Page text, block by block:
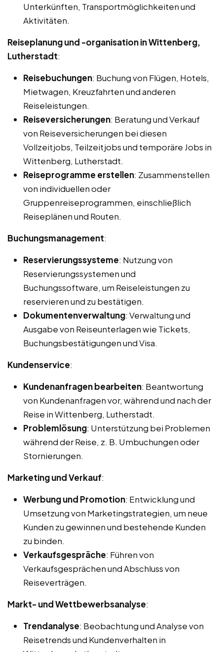
Unterkünften, Transportmöglichkeiten und
Aktivitäten.
Reiseplanung und -organisation in Wittenberg,
Lutherstadt:
Reisebuchungen: Buchung von Flügen, Hotels,
Mietwagen, Kreuzfahrten und anderen
Reiseleistungen.
Reiseversicherungen: Beratung und Verkauf
von Reiseversicherungen bei diesen
Vollzeitjobs, Teilzeitjobs und temporäre Jobs in
Wittenberg, Lutherstadt.
Reiseprogramme erstellen: Zusammenstellen
von individuellen oder
Gruppenreiseprogrammen, einschließlich
Reiseplänen und Routen.
Buchungsmanagement:
Reservierungssysteme: Nutzung von
Reservierungssystemen und
Buchungssoftware, um Reiseleistungen zu
reservieren und zu bestätigen.
Dokumentenverwaltung: Verwaltung und
Ausgabe von Reiseunterlagen wie Tickets,
Buchungsbestätigungen und Visa.
Kundenservice:
Kundenanfragen bearbeiten: Beantwortung
von Kundenanfragen vor, während und nach der
Reise in Wittenberg, Lutherstadt.
Problemlösung: Unterstützung bei Problemen
während der Reise, z. B. Umbuchungen oder
Stornierungen.
Marketing und Verkauf:
Werbung und Promotion: Entwicklung und
Umsetzung von Marketingstrategien, um neue
Kunden zu gewinnen und bestehende Kunden
zu binden.
Verkaufsgespräche: Führen von
Verkaufsgesprächen und Abschluss von
Reiseverträgen.
Markt- und Wettbewerbsanalyse:
Trendanalyse: Beobachtung und Analyse von
Reisetrends und Kundenverhalten in